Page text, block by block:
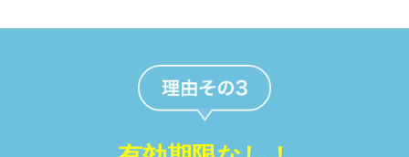
お見舞いなど、
回復した時の返礼
贈り物の名目や送り主が一目で分かり
意図が伝わりやすい外のしに。